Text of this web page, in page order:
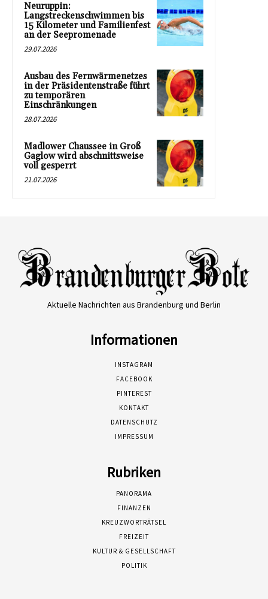
Neuruppin:
Langstreckenschwimmen bis
15 Kilometer und Familienfest
an der Seepromenade
29.07.2026
Ausbau des Fernwärmenetzes
in der Präsidentenstraße führt
zu temporären
Einschränkungen
28.07.2026
Madlower Chaussee in Groß
Gaglow wird abschnittsweise
voll gesperrt
21.07.2026
Aktuelle Nachrichten aus Brandenburg und Berlin
Informationen
INSTAGRAM
FACEBOOK
PINTEREST
KONTAKT
DATENSCHUTZ
IMPRESSUM
Rubriken
PANORAMA
FINANZEN
KREUZWORTRÄTSEL
FREIZEIT
KULTUR & GESELLSCHAFT
POLITIK